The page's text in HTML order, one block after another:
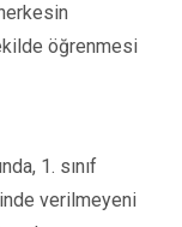
öğrenmesi
1. sınıf
verilmeyeni